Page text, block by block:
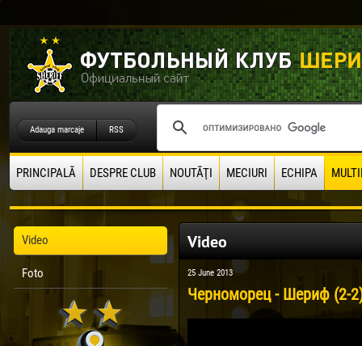
Adauga marcaje RSS
PRINCIPALĂ DESPRE CLUB NOUTĂŢI MECIURI ECHIPA
Video
Foto
Video
25 June 2013
Черноморец - Шериф (2-